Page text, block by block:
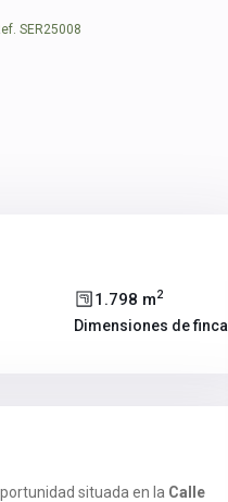
SER25008
1.798 m2
Dimensiones de finca
situada en la Calle